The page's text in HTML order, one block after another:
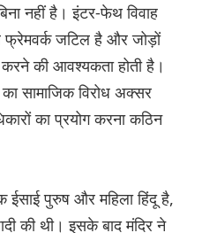
नहीं है। इंटर-फेथ विवाह
फ्रेमवर्क जटिल है और जोड़ों
की आवश्यकता होती है।
सामाजिक विरोध अक्सर
का प्रयोग करना कठिन
पुरुष और महिला हिंदू है,
की थी। इसके बाद मंदिर ने